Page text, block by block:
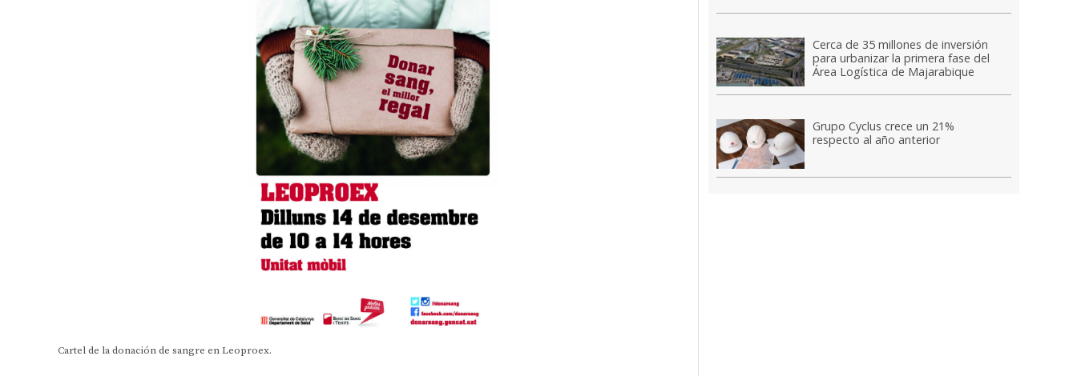
Cartel de la donación de sangre en Leoproex.
Cerca de 35 millones de inversión
para urbanizar la primera fase del
Área Logística de Majarabique
Grupo Cyclus crece un 21%
respecto al año anterior